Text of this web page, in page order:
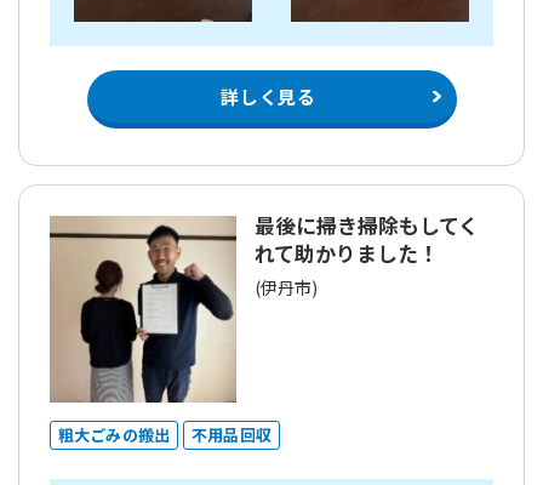
詳しく見る
最後に掃き掃除もしてく
れて助かりました！
(伊丹市)
粗大ごみの搬出 不用品回収